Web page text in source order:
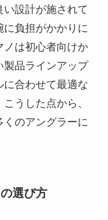
タイラバ専用ロ
の良さがない場
や釣り場に応じ
特有の繊細なア